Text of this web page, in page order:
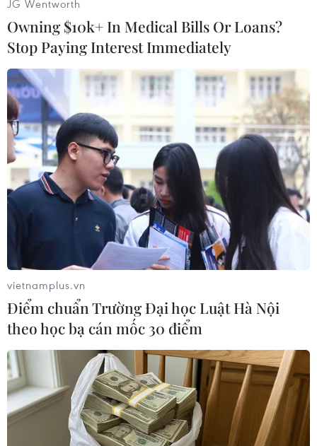
thời kỳ suy thoái tiếp theo sẽ tấn công nền kinh
tế của thành phố này như một trận "sóng thần,"
đồng thời cho biết chính quyền của bà sẽ công
bố dữ liệu quý hai và dự báo kinh tế mới nhất
vào ngày 16/8./.
(Vietnam+)
#Hong Kong #gói hỗ trợ kinh tế
#thời kỳ suy thoái
#trung tâm tài chính
Hongkong
JG Wentworth
Owning $10k+ In Medical Bills Or Loans?
Stop Paying Interest Immediately
vietnamplus.vn
Điểm chuẩn Trường Đại học Luật Hà Nội
theo học bạ cán mốc 30 điểm